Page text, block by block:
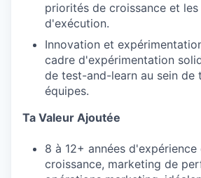
priorités de croissance et les
d'exécution.
Innovation et
cadre d'expérimentation
de test-and-learn au sein de
équipes.
Ta Valeur Ajoutée
8 à 12+ années
croissance, marketing de